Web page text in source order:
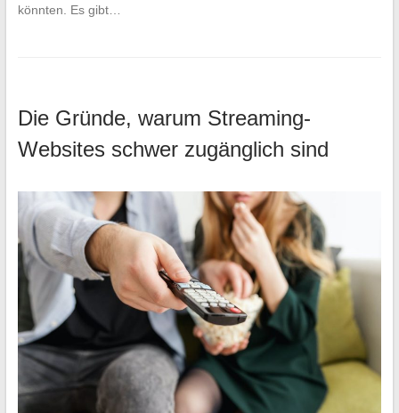
könnten. Es gibt…
Die Gründe, warum Streaming-
Websites schwer zugänglich sind